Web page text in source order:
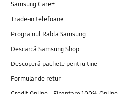
Samsung Care+
Trade-in telefoane
Programul Rabla Samsung
Descarcă Samsung Shop
Descoperă pachete pentru tine
Formular de retur